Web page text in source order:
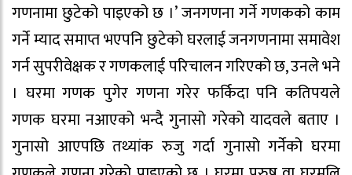
गणनामा छुटेको पाइएको छ ।’ जनगणना गर्ने गणकको काम
गर्ने म्याद समाप्त भएपनि छुटेको घरलाई जनगणनामा समावेश
गर्न सुपरीवेक्षक र गणकलाई परिचालन गरिएको छ, उनले भने
। घरमा गणक पुगेर गणना गरेर फर्किदा पनि कतिपयले
गणक घरमा नआएको भन्दै गुनासो गरेको यादवले बताए ।
गुनासो आएपछि तथ्यांक रुजु गर्दा गुनासो गर्नेको घरमा